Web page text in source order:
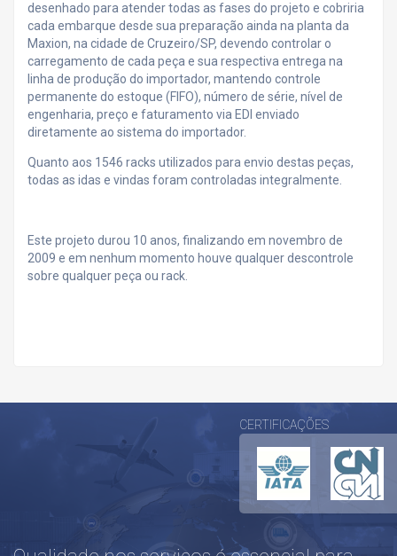
desenhado para atender todas as fases do projeto e cobriria
cada embarque desde sua preparação ainda na planta da
Maxion, na cidade de Cruzeiro/SP, devendo controlar o
carregamento de cada peça e sua respectiva entrega na
linha de produção do importador, mantendo controle
permanente do estoque (FIFO), número de série, nível de
engenharia, preço e faturamento via EDI enviado
diretamente ao sistema do importador.
Quanto aos 1546 racks utilizados para envio destas peças,
todas as idas e vindas foram controladas integralmente.
Este projeto durou 10 anos, finalizando em novembro de
2009 e em nenhum momento houve qualquer descontrole
sobre qualquer peça ou rack.
CERTIFICAÇÕES